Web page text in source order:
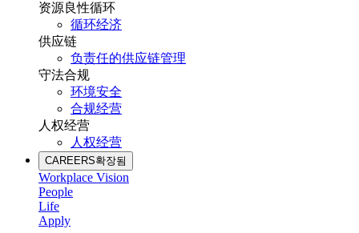
资源良性循环
循环经济
供应链
负责任的供应链管理
守法合规
环境安全
合规经营
人权经营
人权经营
CAREERS확장됨
Workplace Vision
People
Life
Apply